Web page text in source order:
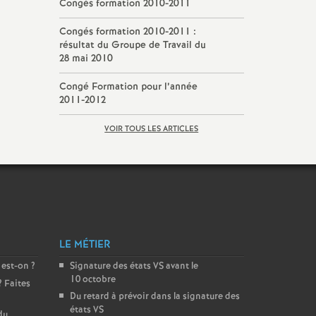
Congés formation 2010-2011
Congés formation 2010-2011 :
résultat du Groupe de Travail du
28 mai 2010
Congé Formation pour l’année
2011-2012
VOIR TOUS LES ARTICLES
on ?
Faites
LE MÉTIER
Signature des états VSavant le
10 octobre
Du retard à prévoir dans la signature des
états VS